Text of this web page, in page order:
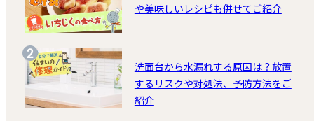
や美味しいレシピも併せてご紹介
洗面台から水漏れする原因は？放置
するリスクや対処法、予防方法をご
紹介